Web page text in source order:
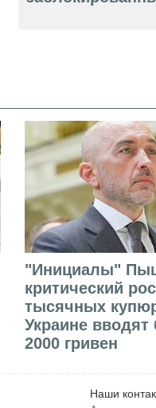
"Инициалы"
критический
тысячных
Украине вводят
2000 гривен
Наши